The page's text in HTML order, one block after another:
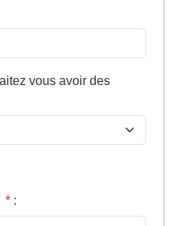
vous avoir des
* :